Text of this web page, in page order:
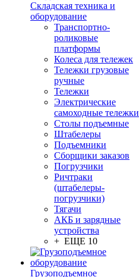
Складская техника и
оборудование
Транспортно-
роликовые
платформы
Колеса для тележек
Тележки грузовые
ручные
Тележки
Электрические
самоходные тележки
Столы подъемные
Штабелеры
Подъемники
Сборщики заказов
Погрузчики
Ричтраки
(штабелеры-
погрузчики)
Тягачи
АКБ и зарядные
устройства
+ ЕЩЕ 10
Грузоподъемное